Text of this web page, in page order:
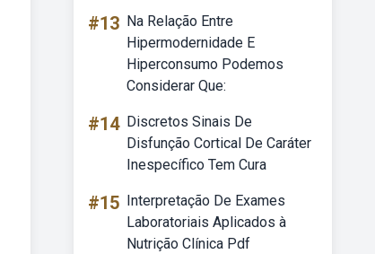
#13 Na Relação Entre
Hipermodernidade E
Hiperconsumo Podemos
Considerar Que:
#14 Discretos Sinais De
Disfunção Cortical De Caráter
Inespecífico Tem Cura
#15 Interpretação De Exames
Laboratoriais Aplicados à
Nutrição Clínica Pdf